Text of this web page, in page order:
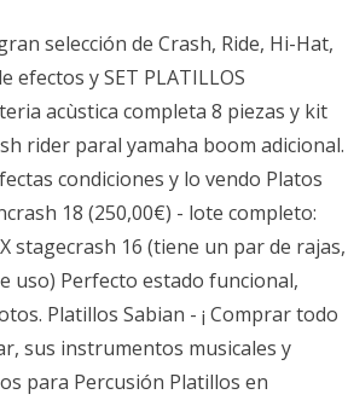
selección de Crash, Ride, Hi-Hat,
efectos y SET PLATILLOS
acùstica completa 8 piezas y kit
rider paral yamaha boom adicional.
condiciones y lo vendo Platos
18 (250,00€) - lote completo:
stagecrash 16 (tiene un par de rajas,
uso) Perfecto estado funcional,
Platillos Sabian - ¡ Comprar todo
sus instrumentos musicales y
para Percusión Platillos en